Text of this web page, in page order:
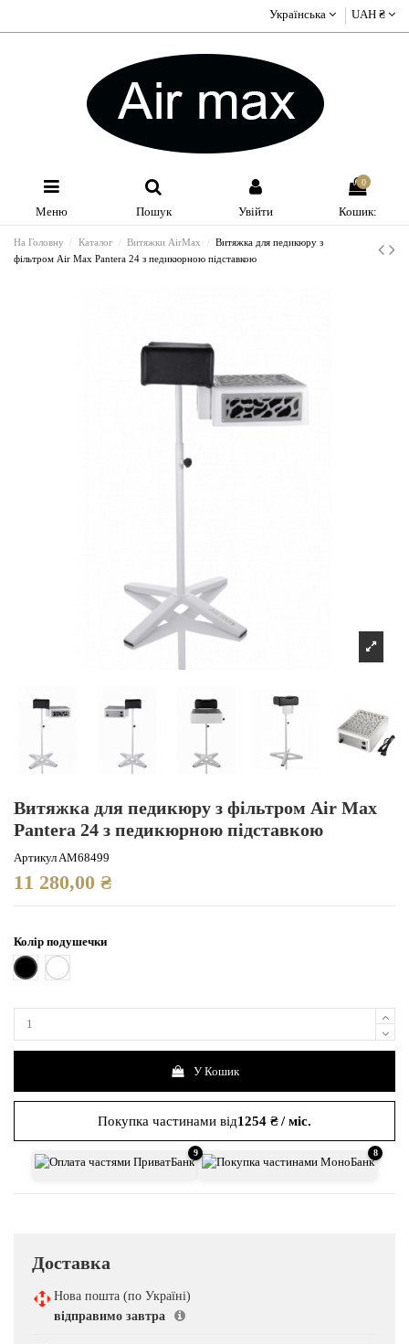
Українська UAH ₴
Меню Пошук Увійти
0
Кошик:
На Головну Каталог Витяжки AirMax
Витяжка для педикюру з
фільтром Air Max Pantera 24 з педикюрною підставкою
Витяжка для педикюру з фільтром Air Max
Pantera 24 з педикюрною підставкою
АртикулAM68499
11 280,00 ₴
Колір подушечки
Чорни
Білий
У Кошик
Покупка частинами від1254 ₴ / міс.
9 8
Доставка
Нова пошта (по Україні)
відправимо завтра